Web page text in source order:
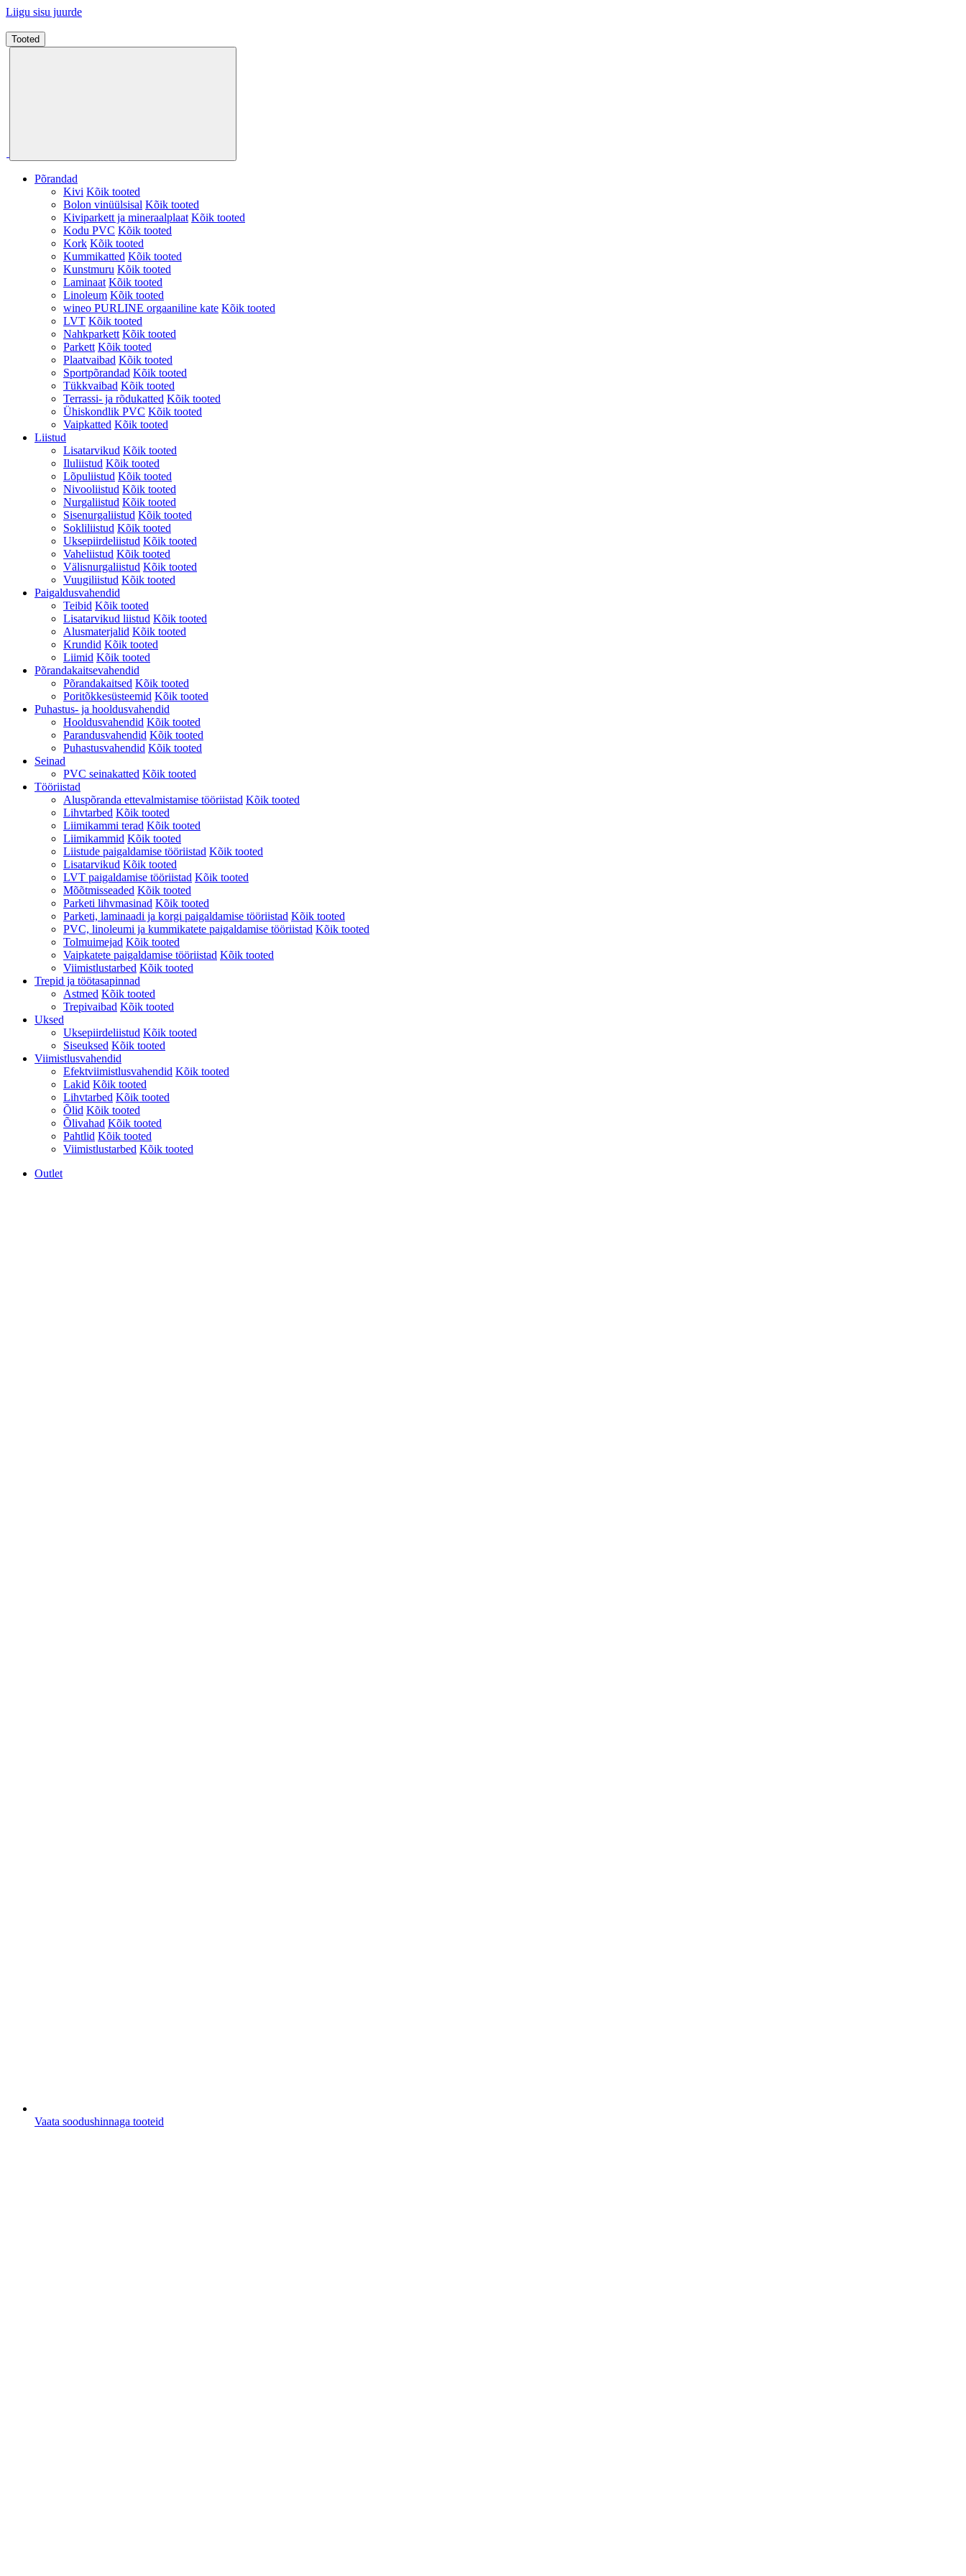
Liigu sisu juurde
Tooted
Põrandad
Kivi Kõik tooted
Bolon vinüülsisal Kõik tooted
Kiviparkett ja mineraalplaat Kõik tooted
Kodu PVC Kõik tooted
Kork Kõik tooted
Kummikatted Kõik tooted
Kunstmuru Kõik tooted
Laminaat Kõik tooted
Linoleum Kõik tooted
wineo PURLINE orgaaniline kate Kõik tooted
LVT Kõik tooted
Nahkparkett Kõik tooted
Parkett Kõik tooted
Plaatvaibad Kõik tooted
Sportpõrandad Kõik tooted
Tükkvaibad Kõik tooted
Terrassi- ja rõdukatted Kõik tooted
Ühiskondlik PVC Kõik tooted
Vaipkatted Kõik tooted
Liistud
Lisatarvikud Kõik tooted
Iluliistud Kõik tooted
Lõpuliistud Kõik tooted
Nivooliistud Kõik tooted
Nurgaliistud Kõik tooted
Sisenurgaliistud Kõik tooted
Sokliliistud Kõik tooted
Uksepiirdeliistud Kõik tooted
Vaheliistud Kõik tooted
Välisnurgaliistud Kõik tooted
Vuugiliistud Kõik tooted
Paigaldusvahendid
Teibid Kõik tooted
Lisatarvikud liistud Kõik tooted
Alusmaterjalid Kõik tooted
Krundid Kõik tooted
Liimid Kõik tooted
Põrandakaitsevahendid
Põrandakaitsed Kõik tooted
Poritõkkesüsteemid Kõik tooted
Puhastus- ja hooldusvahendid
Hooldusvahendid Kõik tooted
Parandusvahendid Kõik tooted
Puhastusvahendid Kõik tooted
Seinad
PVC seinakatted Kõik tooted
Tööriistad
Aluspõranda ettevalmistamise tööriistad Kõik tooted
Lihvtarbed Kõik tooted
Liimikammi terad Kõik tooted
Liimikammid Kõik tooted
Liistude paigaldamise tööriistad Kõik tooted
Lisatarvikud Kõik tooted
LVT paigaldamise tööriistad Kõik tooted
Mõõtmisseaded Kõik tooted
Parketi lihvmasinad Kõik tooted
Parketi, laminaadi ja korgi paigaldamise tööriistad Kõik tooted
PVC, linoleumi ja kummikatete paigaldamise tööriistad Kõik tooted
Tolmuimejad Kõik tooted
Vaipkatete paigaldamise tööriistad Kõik tooted
Viimistlustarbed Kõik tooted
Trepid ja töötasapinnad
Astmed Kõik tooted
Trepivaibad Kõik tooted
Uksed
Uksepiirdeliistud Kõik tooted
Siseuksed Kõik tooted
Viimistlusvahendid
Efektviimistlusvahendid Kõik tooted
Lakid Kõik tooted
Lihvtarbed Kõik tooted
Õlid Kõik tooted
Õlivahad Kõik tooted
Pahtlid Kõik tooted
Viimistlustarbed Kõik tooted
Outlet
Vaata soodushinnaga tooteid